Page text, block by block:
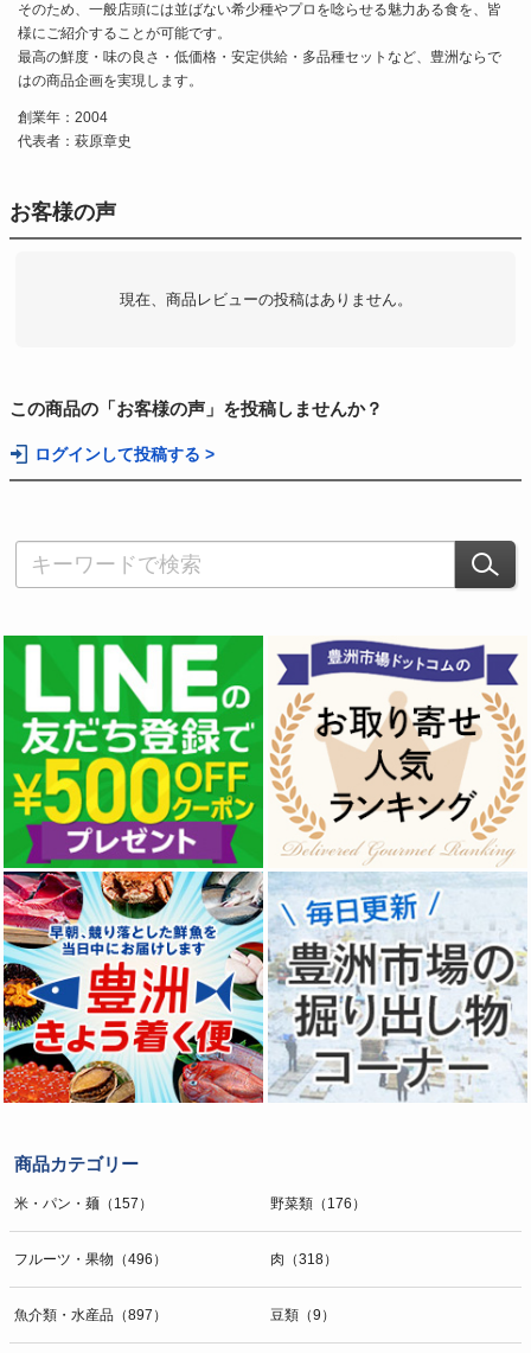
そのため、一般店頭には並ばない希少種やプロを唸らせる魅力ある食を、皆
様にご紹介することが可能です。
最高の鮮度・味の良さ・低価格・安定供給・多品種セットなど、豊洲ならで
はの商品企画を実現します。
創業年：2004
代表者：萩原章史
お客様の声
現在、商品レビューの投稿はありません。
この商品の「お客様の声」を投稿しませんか？
ログインして投稿する >
商品カテゴリー
米・パン・麺（157） 野菜類（176）
フルーツ・果物（496） 肉（318）
魚介類・水産品（897） 豆類（9）